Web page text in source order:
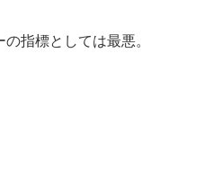
指標としては最悪。